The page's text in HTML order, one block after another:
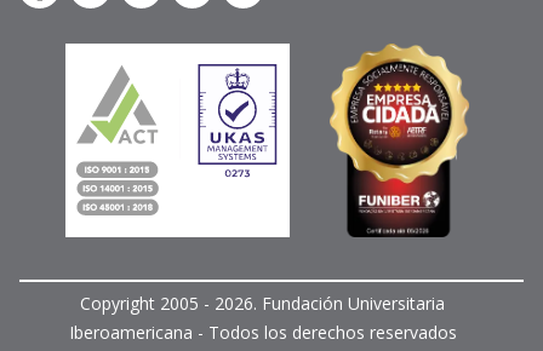
Copyright 2005 - 2026. Fundación Universitaria
Iberoamericana - Todos los derechos reservados